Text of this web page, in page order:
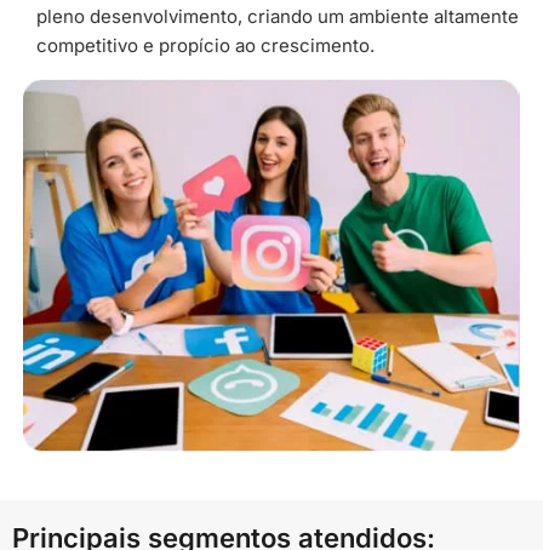
pleno desenvolvimento, criando um ambiente altamente
competitivo e propício ao crescimento.
Principais segmentos atendidos: